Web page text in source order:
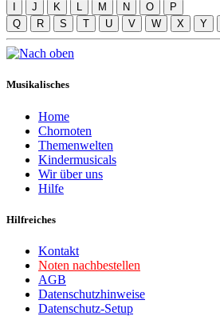
J K L M N O
P
Q
R S T U V W X Y
Musikalisches
Home
Chornoten
Themenwelten
Kindermusicals
Wir über uns
Hilfe
Hilfreiches
Kontakt
Noten nachbestellen
AGB
Datenschutzhinweise
Datenschutz-Setup